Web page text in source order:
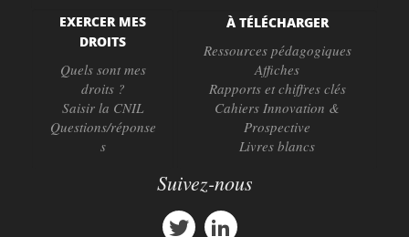
EXERCER MES
DROITS
Quels sont mes
droits ?
Saisir la CNIL
Questions/réponse
s
À TÉLÉCHARGER
Ressources pédagogiques
Affiches
Rapports et chiffres clés
Cahiers Innovation &
Prospective
Livres blancs
Suivez-nous